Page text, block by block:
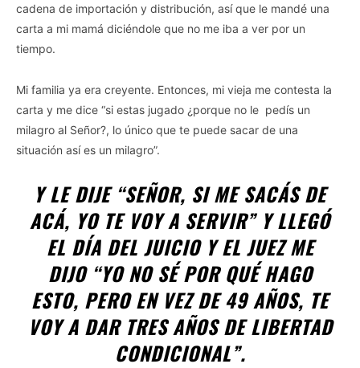
cadena de importación y distribución, así que le mandé una
carta a mi mamá diciéndole que no me iba a ver por un
tiempo.
Mi familia ya era creyente. Entonces, mi vieja me contesta la
carta y me dice “si estas jugado ¿porque no le pedís un
milagro al Señor?, lo único que te puede sacar de una
situación así es un milagro”.
Y LE DIJE “SEÑOR, SI ME SACÁS DE
ACÁ, YO TE VOY A SERVIR” Y LLEGÓ
EL DÍA DEL JUICIO Y EL JUEZ ME
DIJO “YO NO SÉ POR QUÉ HAGO
ESTO, PERO EN VEZ DE 49 AÑOS, TE
VOY A DAR TRES AÑOS DE LIBERTAD
CONDICIONAL”.